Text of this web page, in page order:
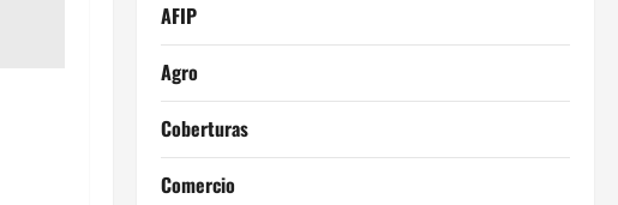
AFIP
Agro
Coberturas
Comercio